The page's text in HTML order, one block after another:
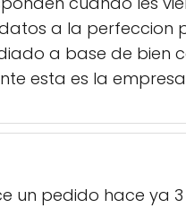
a la perfeccion
a base de bien
esta es la
un pedido hace ya